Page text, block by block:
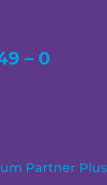
– 0
Partner Plus